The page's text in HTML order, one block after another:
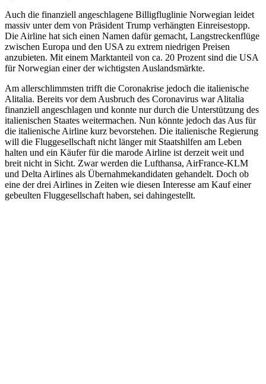
Auch die finanziell angeschlagene Billigfluglinie Norwegian leidet
massiv unter dem von Präsident Trump verhängten Einreisestopp.
Die Airline hat sich einen Namen dafür gemacht, Langstreckenflüge
zwischen Europa und den USA zu extrem niedrigen Preisen
anzubieten. Mit einem Marktanteil von ca. 20 Prozent sind die USA
für Norwegian einer der wichtigsten Auslandsmärkte.
Am allerschlimmsten trifft die Coronakrise jedoch die italienische
Alitalia. Bereits vor dem Ausbruch des Coronavirus war Alitalia
finanziell angeschlagen und konnte nur durch die Unterstützung des
italienischen Staates weitermachen. Nun könnte jedoch das Aus für
die italienische Airline kurz bevorstehen. Die italienische Regierung
will die Fluggesellschaft nicht länger mit Staatshilfen am Leben
halten und ein Käufer für die marode Airline ist derzeit weit und
breit nicht in Sicht. Zwar werden die Lufthansa, AirFrance-KLM
und Delta Airlines als Übernahmekandidaten gehandelt. Doch ob
eine der drei Airlines in Zeiten wie diesen Interesse am Kauf einer
gebeulten Fluggesellschaft haben, sei dahingestellt.